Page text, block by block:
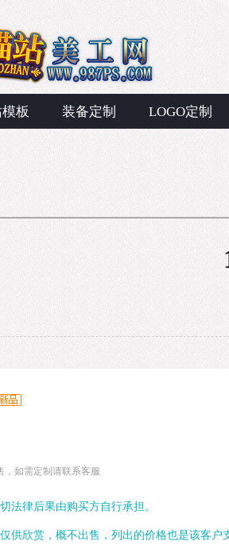
板 装备定制 LOGO定制
，如需定制请联系客服
法律后果由购买方自行承担。
供欣赏，概不出售，列出的价格也是该客户